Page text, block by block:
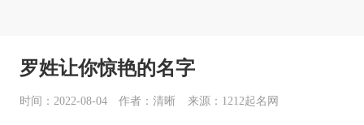
罗姓让你惊艳的名字
时间：2022-08-04 作者：清晰 来源：1212起名网